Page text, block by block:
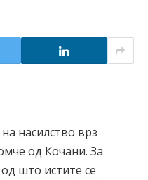
насилство врз
од Кочани. За
што истите се